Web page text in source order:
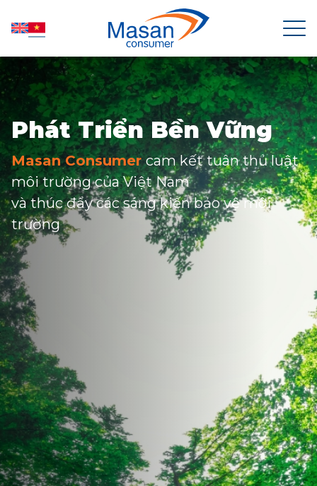
TRANG CHỦ
VỀ MASAN CONSUMER
TIN TỨC
QUAN HỆ CỔ ĐÔNG
SẢN PHẨM
PHÁT TRIỂN BỀN VỮNG
LIÊN HỆ
MUA HÀNG
Phát Triển Bền Vững
Masan Consumer cam kết tuân thủ luật
môi trường của Việt Nam
và thúc đẩy các sáng kiến bảo vệ môi
trường